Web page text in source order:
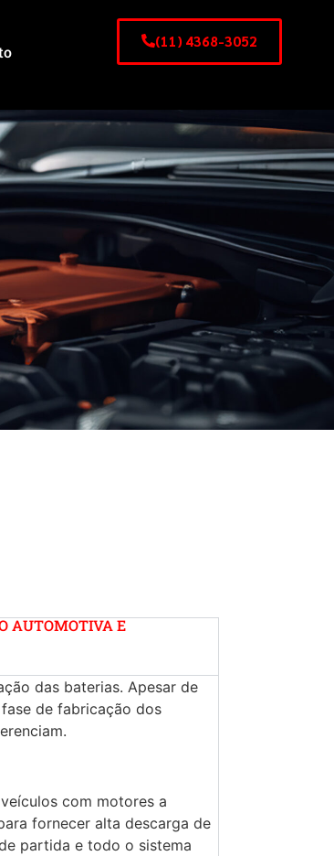
(11) 4368-3052
AUTOMOTIVA E
das baterias. Apesar de
de fabricação dos
com motores a
fornecer alta descarga de
partida e todo o sistema